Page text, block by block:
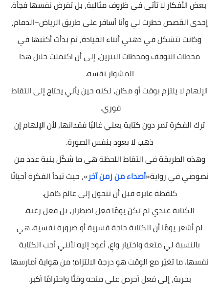
بعض الأفكار لا تأتي في ظروف مثالية، بل تفرض نفسها فجأة.
إحدى القصص خطرت لي وأنا أسافر على طريق الرياض–الدمام،
وكانت تتشكل في ذهني أثناء القيادة، ثم بدأت أكتبها في
محطات التوقف ومحطات البنزين، إلى أن اكتملت خلال هذا
المشوار نفسه.
الإلهام لا يلتزم بوقت أو مكان، لكنه حين يأتي يحتاج إلى التقاط
فوري.
ترك الفكرة تمر دون كتابة يعني غالبًا فقدانها، لأن الإلهام إن
ذهب لا يعود بنفس الصورة.
وهذه الطريقة في التقاط اللحظة هي ما شكّل بنية عدد من
نصوصي في رواية«أصداء من زمن آخر»، حيث تبدأ الفكرة أحيانًا
كلقطة عابرة قبل أن تتحول إلى عالم كامل.
الكتابة عندي لم تكن يومًا فعل اضطرار، بل فعل رغبة.
لم أشعر يومًا أن الكتابة حاجة قسرية أو ضرورة نفسية. هي
بالنسبة لي متعة واختيار واعٍ، أعود إليه لأنني أحب الكتابة
نفسها. ما تغيّر مع الوقت هو درجة الالتزام؛ من هواية أمارسها
بحرية، إلى فعل أحرص على منحه وقتًا واحترامًا أكبر.